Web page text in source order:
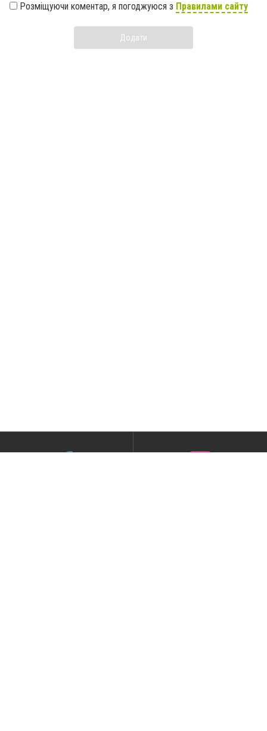
Розміщуючи коментар, я погоджуюся з Правилами сайту
Додати